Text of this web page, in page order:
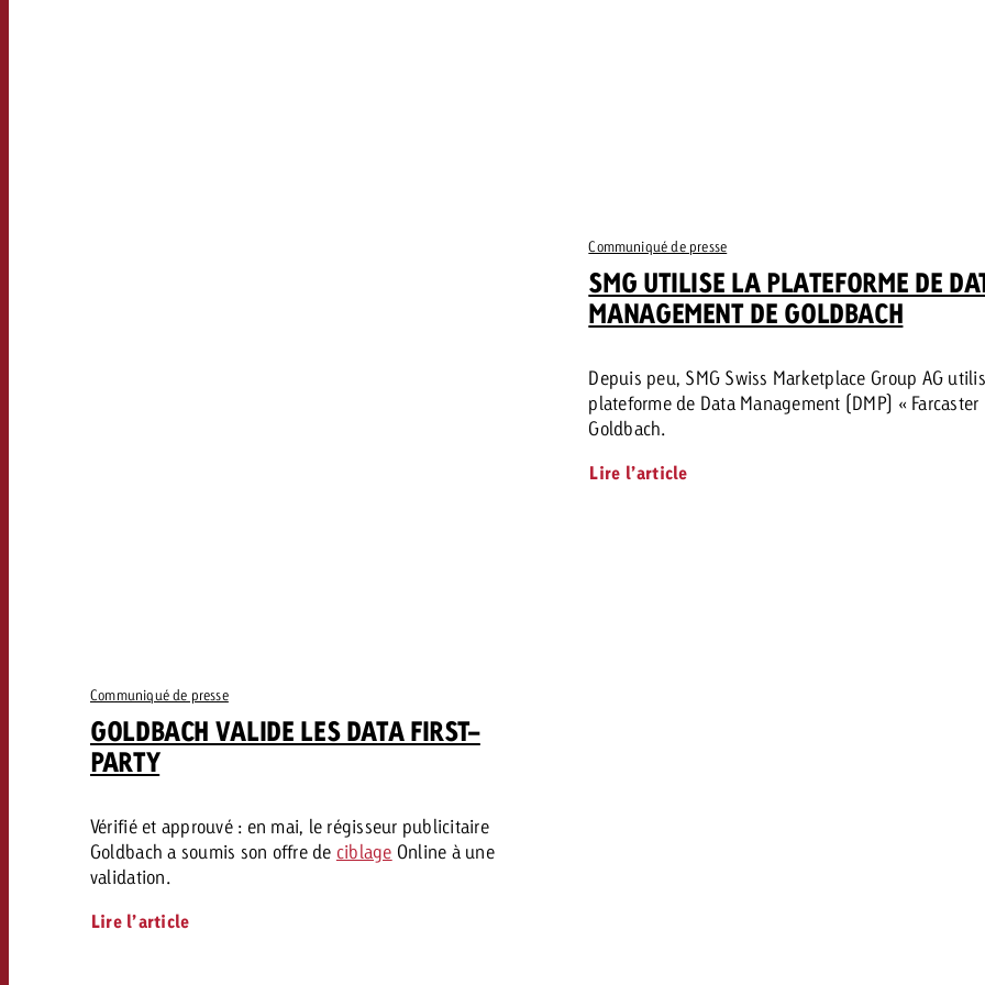
Communiqué de presse
GOLDBACH VALIDE LES DATA FIRST-
PARTY
Vérifié et approuvé : en mai, le régisseur publicitaire
Goldbach a soumis son offre de ciblage Online à une
validation.
Lire l’article
Communiqué de presse
SMG UTILISE LA PLATEFORME DE
MANAGEMENT DE GOLDBACH
Depuis peu, SMG Swiss Marketplace Group AG
plateforme de Data Management (DMP) « Farcaster
Goldbach.
Lire l’article